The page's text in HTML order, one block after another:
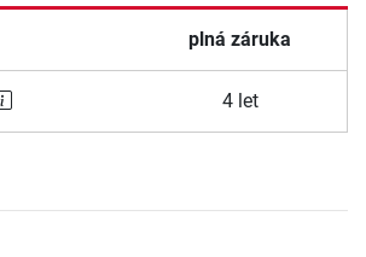
plná záruka
4 let